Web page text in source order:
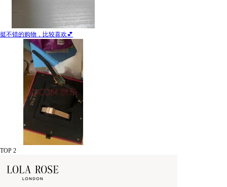
挺不错的购物，比较喜欢💕
TOP 2